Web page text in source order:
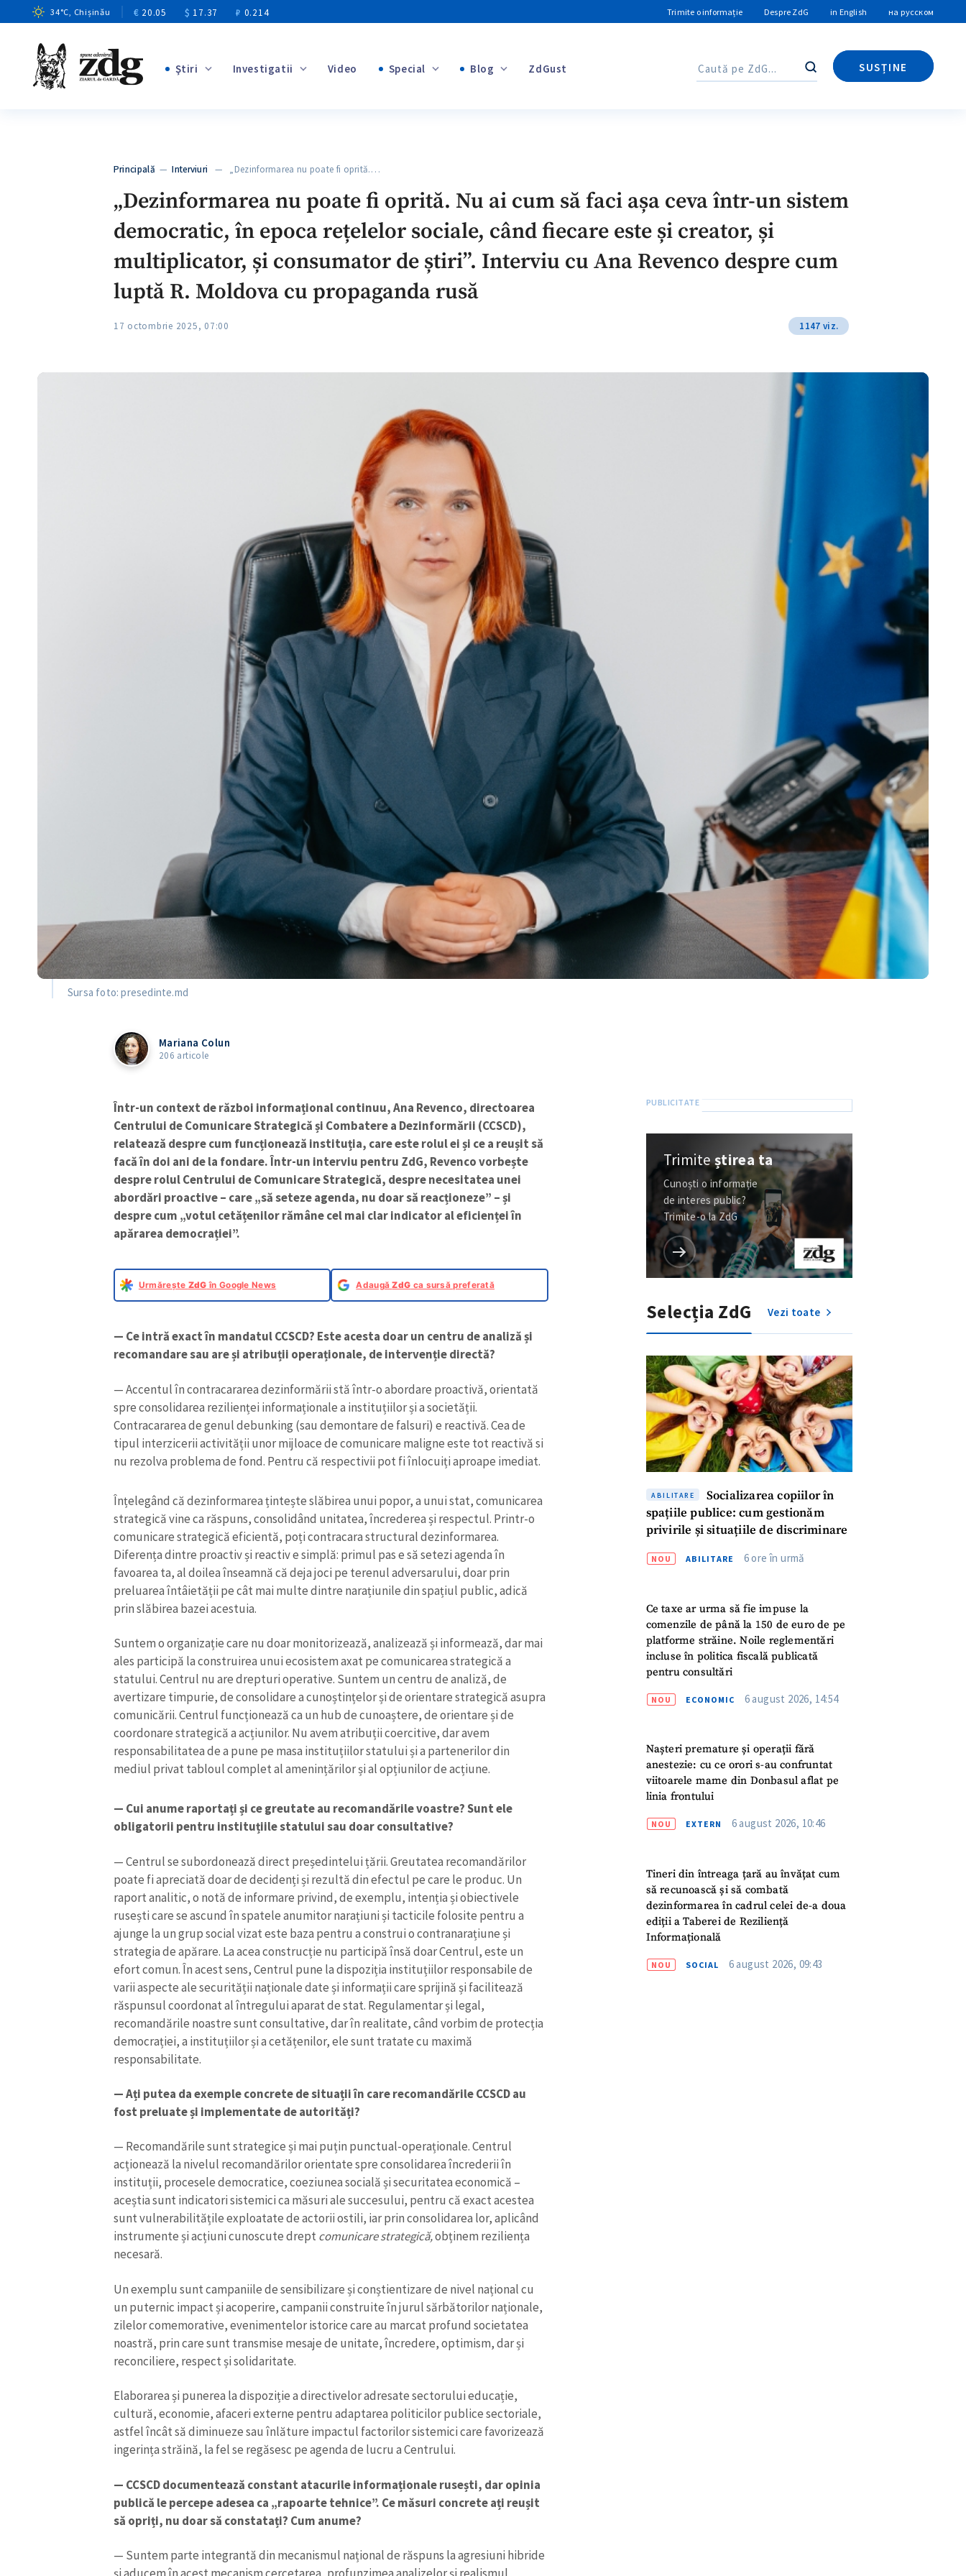
34°C, Chișinău € 20.05 $ 17.37 ₽ 0.214 Trimite o informație Despre ZdG in English на русском
Ştiri Investigatii Video Special Blog
+1
ZdGust Caută
SUSȚINE
Caută
Principală —Interviuri — „Dezinformarea nu poate fi oprită.…
„Dezinformarea nu poate fi oprită. Nu ai cum să faci așa ceva într-un sistem
democratic, în epoca rețelelor sociale, când fiecare este și creator, și
multiplicator, și consumator de știri”. Interviu cu Ana Revenco despre cum
luptă R. Moldova cu propaganda rusă
17 octombrie 2025, 07:00 1147 viz.
Sursa foto: presedinte.md
Mariana Colun
206 articole
Într-un context de război informațional continuu, Ana Revenco, directoarea
Centrului de Comunicare Strategică și Combatere a Dezinformării (CCSCD),
relatează despre cum funcționează instituția, care este rolul ei și ce a reușit să
facă în doi ani de la fondare. Într-un interviu pentru ZdG, Revenco vorbește
despre rolul Centrului de Comunicare Strategică, despre necesitatea unei
abordări proactive – care „să seteze agenda, nu doar să reacționeze” – și
despre cum „votul cetățenilor rămâne cel mai clar indicator al eficienței în
apărarea democrației”.
Urmărește ZdG în Google News AdaugăZdG ca sursă preferată
— Ce intră exact în mandatul CCSCD? Este acesta doar un centru de analiză și
recomandare sau are și atribuții operaționale, de intervenție directă?
— Accentul în contracararea dezinformării stă într-o abordare proactivă, orientată
spre consolidarea rezilienței informaționale a instituțiilor și a societății.
Contracararea de genul debunking (sau demontare de falsuri) e reactivă. Cea de
tipul interzicerii activității unor mijloace de comunicare maligne este tot reactivă si
nu rezolva problema de fond. Pentru că respectivii pot fi înlocuiți aproape imediat.
Înțelegând că dezinformarea țintește slăbirea unui popor, a unui stat, comunicarea
strategică vine ca răspuns, consolidând unitatea, încrederea și respectul. Printr-o
comunicare strategică eficientă, poți contracara structural dezinformarea.
Diferența dintre proactiv și reactiv e simplă: primul pas e să setezi agenda în
favoarea ta, al doilea înseamnă că deja joci pe terenul adversarului, doar prin
preluarea întâietății pe cât mai multe dintre narațiunile din spațiul public, adică
prin slăbirea bazei acestuia.
Suntem o organizație care nu doar monitorizează, analizează și informează, dar mai
ales participă la construirea unui ecosistem axat pe comunicarea strategică a
statului.Centrul nu are drepturi operative. Suntem un centru de analiză, de
avertizare timpurie, de consolidare a cunoștințelor și de orientare strategică asupra
comunicării. Centrul funcționează ca un hub de cunoaștere, de orientare și de
coordonare strategică a acțiunilor. Nu avem atribuții coercitive, dar avem
responsabilitatea de a pune pe masa instituțiilor statului și a partenerilor din
mediul privat tabloul complet al amenințărilor și al opțiunilor de acțiune.
— Cui anume raportați și ce greutate au recomandările voastre? Sunt ele
obligatorii pentru instituțiile statului sau doar consultative?
— Centrul se subordonează direct președintelui țării. Greutatea recomandărilor
poate fi apreciată doar de decidenți și rezultă din efectul pe care le produc. Un
raport analitic, o notă de informare privind, de exemplu, intenția și obiectivele
rusești care se ascund în spatele anumitor narațiuni și tacticile folosite pentru a
ajunge la un grup social vizat este baza pentru a construi o contranarațiune și
strategia de apărare. La acea construcție nu participă însă doar Centrul, este un
efort comun. În acest sens, Centrul pune la dispoziția instituțiilor responsabile de
varii aspecte ale securității naționale date și informații care sprijină și facilitează
răspunsul coordonat al întregului aparat de stat. Regulamentar și legal,
recomandările noastre sunt consultative, dar în realitate, când vorbim de protecția
democrației, a instituțiilor și a cetățenilor, ele sunt tratate cu maximă
responsabilitate.
— Ați putea da exemple concrete de situații în care recomandările CCSCD au
fost preluate și implementate de autorități?
— Recomandările sunt strategice și mai puțin punctual-operaționale. Centrul
acționează la nivelul recomandărilor orientate spre consolidarea încrederii în
instituții, procesele democratice, coeziunea socială și securitatea economică –
aceștia sunt indicatori sistemici ca măsuri ale succesului, pentru că exact acestea
sunt vulnerabilitățile exploatate de actorii ostili, iar prin consolidarea lor, aplicând
instrumente și acțiuni cunoscute drept comunicare strategică,obținem reziliența
necesară.
Un exemplu sunt campaniile de sensibilizare și conștientizare de nivel național cu
un puternic impact și acoperire, campanii construite în jurul sărbătorilor naționale,
zilelor comemorative, evenimentelor istorice care au marcat profund societatea
noastră, prin care sunt transmise mesaje de unitate, încredere, optimism, dar și
reconciliere, respect și solidaritate.
Elaborarea și punerea la dispoziție a directivelor adresate sectorului educație,
cultură, economie, afaceri externe pentru adaptarea politicilor publice sectoriale,
astfel încât să diminueze sau înlăture impactul factorilor sistemici care favorizează
ingerința străină, la fel se regăsesc pe agenda de lucru a Centrului.
— CCSCD documentează constant atacurile informaționale rusești, dar opinia
publică le percepe adesea ca „rapoarte tehnice”. Ce măsuri concrete ați reușit
să opriți, nu doar să constatați? Cum anume?
— Suntem parte integrantă din mecanismul național de răspuns la agresiuni hibride
Trimiteștirea ta
Cunoști o informație
de interes public?
Trimite-o la ZdG
Selecția ZdG Vezi toate
ABILITARE
Socializarea copiilor în
spațiile publice: cum gestionăm
privirile și situațiile de discriminare
NOU ABILITARE 6 ore în urmă
Ce taxe ar urma să fie impuse la
comenzile de până la 150 de euro de pe
platforme străine. Noile reglementări
incluse în politica fiscală publicată
pentru consultări
NOU ECONOMIC 6 august 2026, 14:54
Nașteri premature și operații fără
anestezie: cu ce orori s-au confruntat
viitoarele mame din Donbasul aflat pe
linia frontului
NOU EXTERN 6 august 2026, 10:46
Tineri din întreaga țară au învățat cum
să recunoască și să combată
dezinformarea în cadrul celei de-a doua
ediții a Taberei de Reziliență
Informațională
NOU SOCIAL 6 august 2026, 09:43
Titlu știre + Adaugă titlu
Fotografie + Încarcă imagine
Mesajul știrei + Mesajul știrei
+ Emailul meu
+ Telefon personal